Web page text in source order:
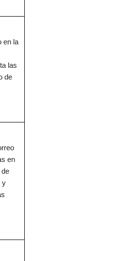
en la
las
de
en
de
y